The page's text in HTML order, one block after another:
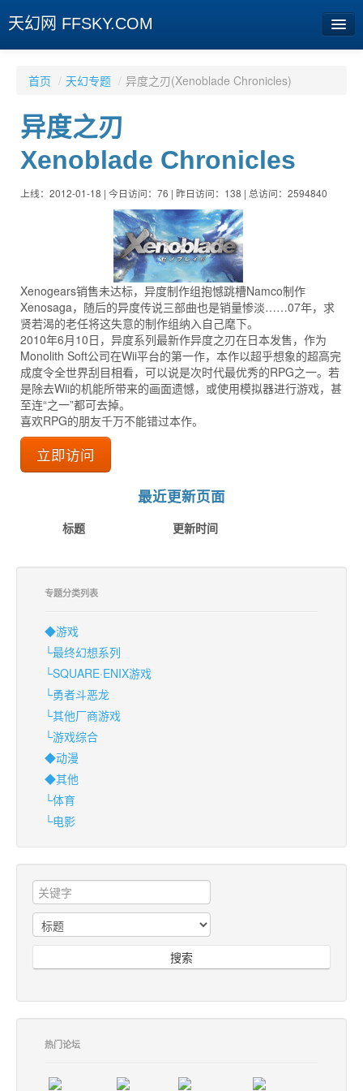
天幻网 FFSKY.COM
周边
旧版临时
[登陆] [注册]
首页 / 天幻专题 / 异度之刃(Xenoblade Chronicles)
异度之刃
Xenoblade Chronicles
上线：2012-01-18 | 今日访问：76 | 昨日访问：138 | 总访问：2594840
Xenogears销售未达标，异度制作组抱憾跳槽Namco制作
Xenosaga，随后的异度传说三部曲也是销量惨淡……07年，求
贤若渴的老任将这失意的制作组纳入自己麾下。
2010年6月10日，异度系列最新作异度之刃在日本发售，作为
Monolith Soft公司在Wii平台的第一作，本作以超乎想象的超高完
成度令全世界刮目相看，可以说是次时代最优秀的RPG之一。若
是除去Wii的机能所带来的画面遗憾，或使用模拟器进行游戏，甚
至连“之一”都可去掉。
喜欢RPG的朋友千万不能错过本作。
立即访问
最近更新页面
标题
更新时间
专题分类列表
◆游戏
└最终幻想系列
└SQUARE·ENIX游戏
└勇者斗恶龙
└其他厂商游戏
└游戏综合
◆动漫
◆其他
└体育
└电影
搜索
热门论坛